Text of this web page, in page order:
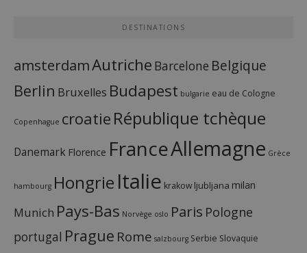
DESTINATIONS
amsterdamAutriche Barcelone Belgique
Berlin Bruxelles Budapest bulgarie eau de Cologne
Copenhague croatie République tchèque
Danemark Florence FranceAllemagne Grèce
hambourg Hongrie Italie krakow ljubljana milan
Munich Pays-Bas Norvège oslo Paris Pologne
portugal Prague Rome salzbourg Serbie Slovaquie